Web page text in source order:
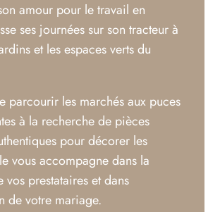
amour pour le travail en
ses journées sur son tracteur à
et les espaces verts du
parcourir les marchés aux puces
à la recherche de pièces
pour décorer les
vous accompagne dans la
vos prestataires et dans
de votre mariage.